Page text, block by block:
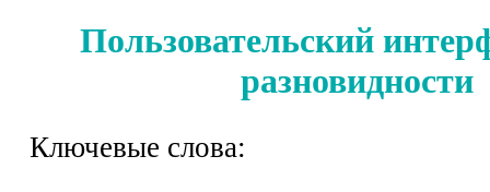
Пользовательский
разновидности
Ключевые слова: